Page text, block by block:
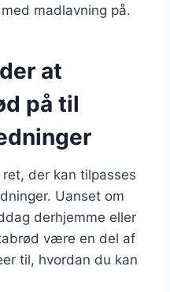
madlavning på.
at
på til
der kan tilpasses
Uanset om
derhjemme eller
være en del af
til, hvordan du kan